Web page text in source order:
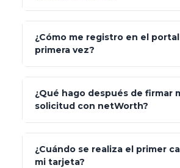
Fiscalidad
Client"
App Store (iOS) Google Play
¿Cómo me registro en el
primera vez?
Bienvenida
"¿Aún no tienes
Regístrate"
¿Qué hago después de firmar
solicitud con netWorth?
¿Cuándo se realiza el primer
mi tarjeta?